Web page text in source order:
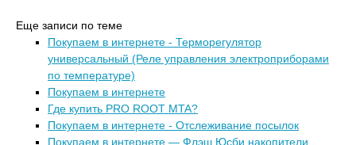
Еще записи по теме
Покупаем в интернете - Терморегулятор
универсальный (Реле управления электроприборами
по температуре)
Покупаем в интернете
Где купить PRO ROOT MTA?
Покупаем в интернете - Отслеживание посылок
Покупаем в интернете — Флэш Юсби накопители